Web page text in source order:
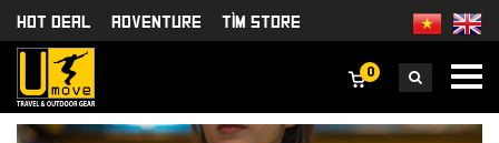
HOT DEAL Adventure TÌm Store
0